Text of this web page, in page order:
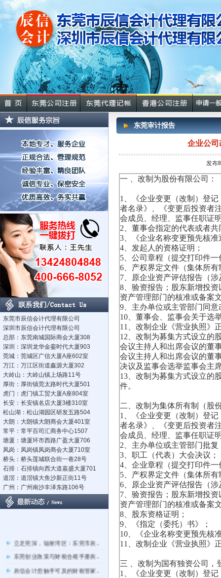
东莞市辰信会计代理有限公司
深圳市辰信会计代理有限公司
总部：东莞南城国际商会大厦308
深圳：深圳龙华金銮时代大厦903
莞城：莞城区广信大厦A座602室
万江：万江区街道鑫源大厦302
大岭山：大岭山镇上场路11号
厚街：厚街镇莞太路时代大厦501
虎门：虎门镇工贸大厦A座804室
长安：长安镇名店大厦3楼310室
松山湖：松山湖园区研发五路504
大朗：大朗镇大朗商会大厦401室
常平：常平百司汇商务中心1507
塘厦：塘厦环市西路广盈大厦706
凤岗：凤岗镇凤岗商会大厦710室
桥头：桥头莲城联合街一巷28号
石排：石排镇向西大道嘉盛大厦701
道滘：道滘镇大鱼沙新正街11号
广州：广州南沙丰泽东路106号
立足莞深，辐射湾区：东莞市辰..
东莞创业政策与财税合规手册辰..
辰信会计您触手可及的财税管家..
东莞审计报告
企业公司
发布
一 、改制为股份有限公司：
1、《企业变更（改制）登
者名录》、《变更后投资者
会成员、经理、监事任职证
2、董事会指定的代表或者
3、《企业名称变更预先核
4、发起人的资格证明；
5、公司章程（提交打印件
6、产权界定文件（集体所
7、原企业资产评估报告（
8、验资报告；股东新增投
资产管理部门的核准或备案
9、主办单位或主管部门同
10、董事会、监事会关于选
11、改制企业《营业执照》
12、改制为募集方式设立的
会议主持人和出席会议的董
会议主持人和出席会议的董
决议及监事会选举监事会主
13、改制为募集方式设立的
件。
二、 改制为集体所有制（股
1、《企业变更（改制）登
者名录》、《变更后投资者
会成员、经理、监事任职证
2、主办单位或主管部门批复
3、职工（代表）大会决议；
4、企业章程（提交打印件
5、产权界定文件（集体所
6、原企业资产评估报告（
7、验资报告；股东新增投
资产管理部门的核准或备案
8、股东资格证明；
9、《指定（委托）书》；
10、《企业名称变更预先核
11、改制企业《营业执照》
三 、改制为国有独资公司
1、《企业变更（改制）登